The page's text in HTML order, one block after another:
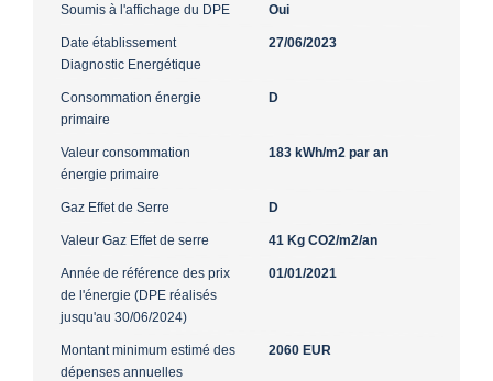
Soumis à l'affichage du DPE Oui
Date établissement
Diagnostic Energétique
27/06/2023
Consommation énergie
primaire
D
Valeur consommation
énergie primaire
183 kWh/m2 par an
Gaz Effet de Serre D
Valeur Gaz Effet de serre 41 Kg CO2/m2/an
Année de référence des prix
de l'énergie (DPE réalisés
jusqu'au 30/06/2024)
01/01/2021
Montant minimum estimé des
dépenses annuelles
2060 EUR